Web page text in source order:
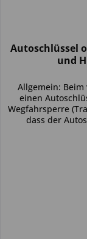
Autoschlüssel
und
Allgemein:
einen
Wegfahrsperre
dass der